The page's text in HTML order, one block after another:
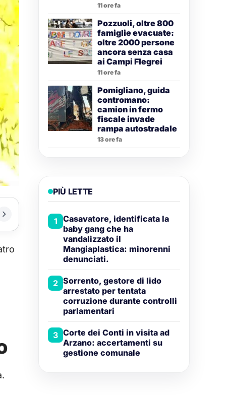
11 ore fa
Pozzuoli, oltre 800
famiglie evacuate:
oltre 2000 persone
ancora senza casa
ai Campi Flegrei
11 ore fa
Pomigliano, guida
contromano:
camion in fermo
fiscale invade
rampa autostradale
13 ore fa
PIÙ LETTE
1 Casavatore, identificata la
baby gang che ha
vandalizzato il
Mangiaplastica: minorenni
denunciati.
2 Sorrento, gestore di lido
arrestato per tentata
corruzione durante controlli
parlamentari
3 Corte dei Conti in visita ad
Arzano: accertamenti su
gestione comunale